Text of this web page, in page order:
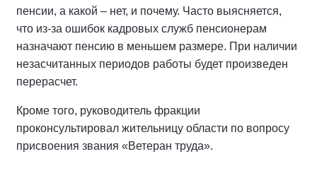
пенсии, а какой – нет, и почему. Часто выясняется,
что из-за ошибок кадровых служб пенсионерам
назначают пенсию в меньшем размере. При наличии
незасчитанных периодов работы будет произведен
перерасчет.
Кроме того, руководитель фракции
проконсультировал жительницу области по вопросу
присвоения звания «Ветеран труда».